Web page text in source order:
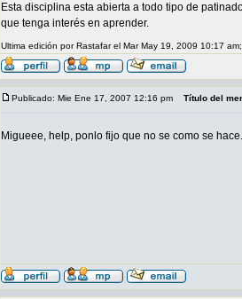
Esta disciplina esta abierta a todo tipo de
que tenga interés en aprender.
Ultima edición por Rastafar el Mar May 19, 2009 10:17
Publicado: Mie Ene 17, 2007 12:16 pm Título del
Migueee, help, ponlo fijo que no se como se